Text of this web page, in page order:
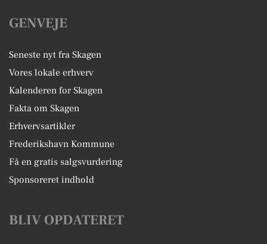
GENVEJE
Seneste nyt fra Skagen
Vores lokale erhverv
Kalenderen for Skagen
Fakta om Skagen
Erhvervsartikler
Frederikshavn Kommune
Få en gratis salgsvurdering
Sponsoreret indhold
BLIV OPDATERET